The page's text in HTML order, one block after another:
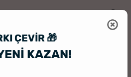
ÇEVIR 🎁
KAZAN!